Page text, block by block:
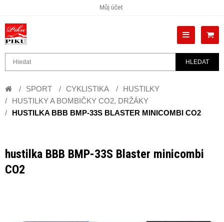
Můj účet
HLEDAT
SPORT CYKLISTIKA
HUSTILKY
HUSTILKY A BOMBIČKY CO2, DRŽÁKY
HUSTILKA BBB BMP-33S BLASTER MINICOMBI CO2
hustilka BBB BMP-33S Blaster minicombi
CO2